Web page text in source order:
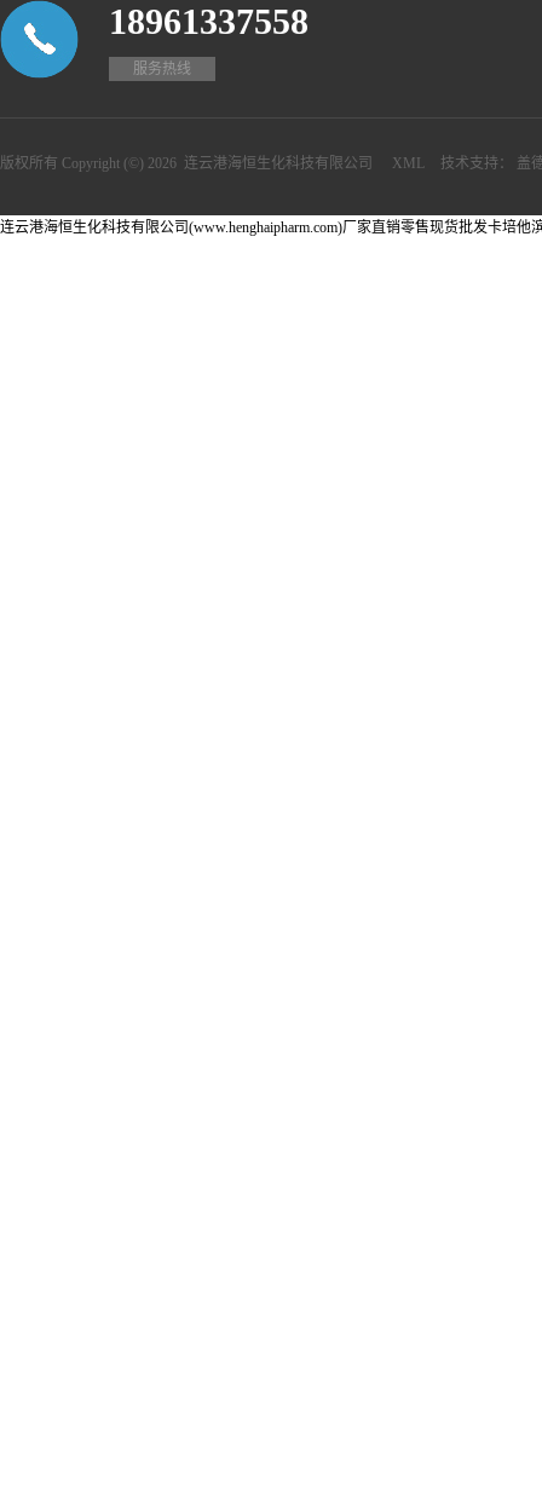
18961337558
服务热线
版权所有 Copyright (©) 2026 连云港海恒生化科技有限公司 XML 技术支持： 盖
连云港海恒生化科技有限公司(www.henghaipharm.com)厂家直销零售现货批发卡培